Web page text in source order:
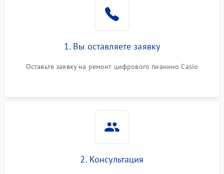
1. Вы оставляете заявку
Оставьте заявку на ремонт цифрового пианино Casio
2. Консультация